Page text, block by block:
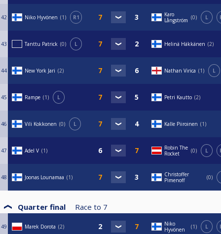
42 Niko Hyvönen 1 R1
Karo
Långström
0 L
43 Tanttu Patrick 0 L Helinä Häkkänen 2
44 New York Jari 2 Nathan Virica 1 L
45 Rampe 1 L Petri Kautto 2
46 Vili Kokkonen 0 L Kalle Piiroinen 1
47 Adel V 1
Robin The
Rocket
0 L
48 Joonas Lounamaa 1
Christoffer
Pimenoff
0
Quarter final Race to 7
49 Marek Dorota 2
Niko
Hyvönen
1 L